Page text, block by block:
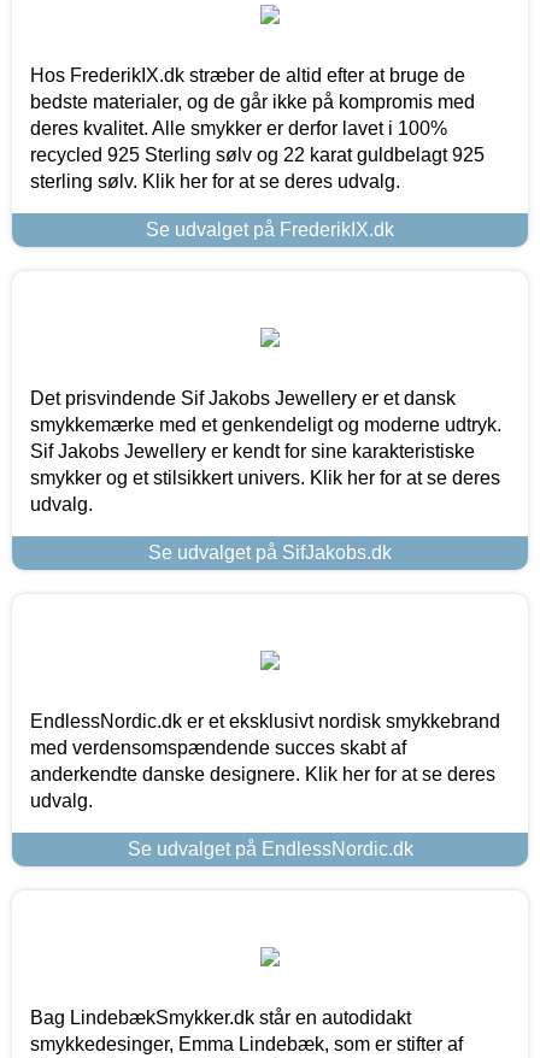
Hos FrederikIX.dk stræber de altid efter at bruge de
bedste materialer, og de går ikke på kompromis med
deres kvalitet. Alle smykker er derfor lavet i 100%
recycled 925 Sterling sølv og 22 karat guldbelagt 925
sterling sølv. Klik her for at se deres udvalg.
Se udvalget på FrederikIX.dk
Det prisvindende Sif Jakobs Jewellery er et dansk
smykkemærke med et genkendeligt og moderne udtryk.
Sif Jakobs Jewellery er kendt for sine karakteristiske
smykker og et stilsikkert univers. Klik her for at se deres
udvalg.
Se udvalget på SifJakobs.dk
EndlessNordic.dk er et eksklusivt nordisk smykkebrand
med verdensomspændende succes skabt af
anderkendte danske designere. Klik her for at se deres
udvalg.
Se udvalget på EndlessNordic.dk
Bag LindebækSmykker.dk står en autodidakt
smykkedesinger, Emma Lindebæk, som er stifter af